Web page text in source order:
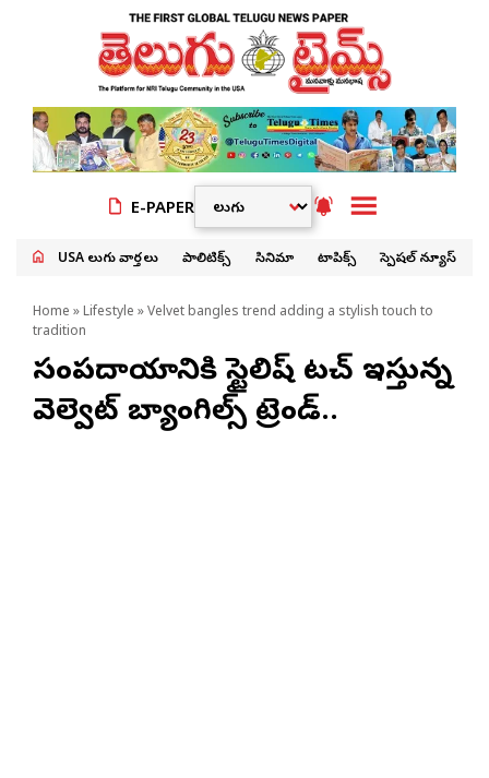
E-PAPER
USA తెలుగు వార్తలు పాలిటిక్స్ సినిమా టాపిక్స్ స్పెషల్ న్యూస్
Home » Lifestyle » Velvet bangles trend adding a stylish touch to
tradition
సంప్రదాయానికి స్టైలిష్ టచ్ ఇస్తున్న
వెల్వెట్ బ్యాంగిల్స్ ట్రెండ్..